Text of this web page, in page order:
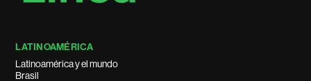
LATINOAMÉRICA
Latinoamérica y el mundo
Brasil